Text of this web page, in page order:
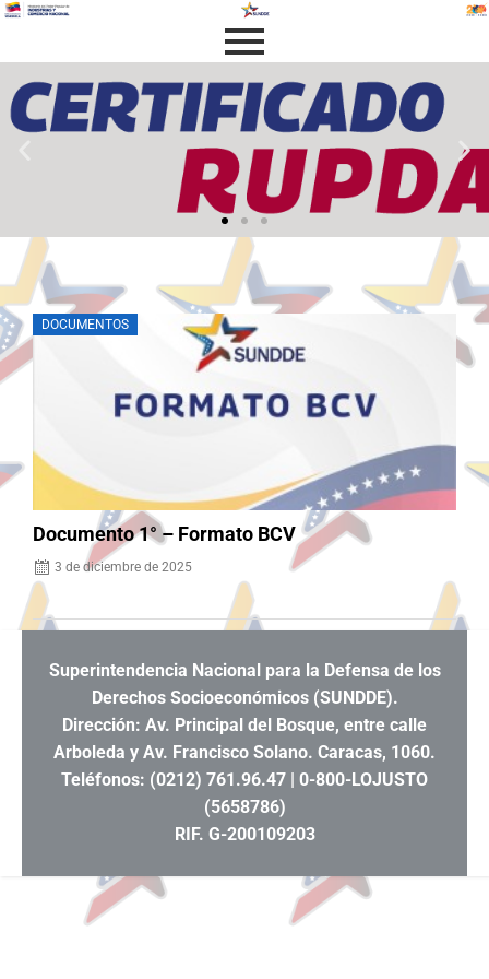
DOCUMENTOS
Documento 1° – Formato BCV
3 de diciembre de 2025
Superintendencia Nacional para la Defensa de los
Derechos Socioeconómicos (SUNDDE).
Dirección: Av. Principal del Bosque, entre calle
Arboleda y Av. Francisco Solano. Caracas, 1060.
Teléfonos: (0212) 761.96.47 | 0-800-LOJUSTO
(5658786)
RIF. G-200109203